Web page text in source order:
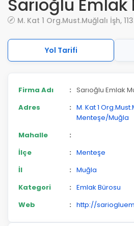
Sarıoğlu
M. Kat 1 Org.Must.Muğlalı İşh,
Yol Tarifi
Firma Adı : Sarıoğlu Emlak
Adres
: M. Kat 1
Menteşe/Muğla
Mahalle
:
İlçe
: Menteşe
İl
: Muğla
Kategori
: Emlak Bürosu
Web
: http://